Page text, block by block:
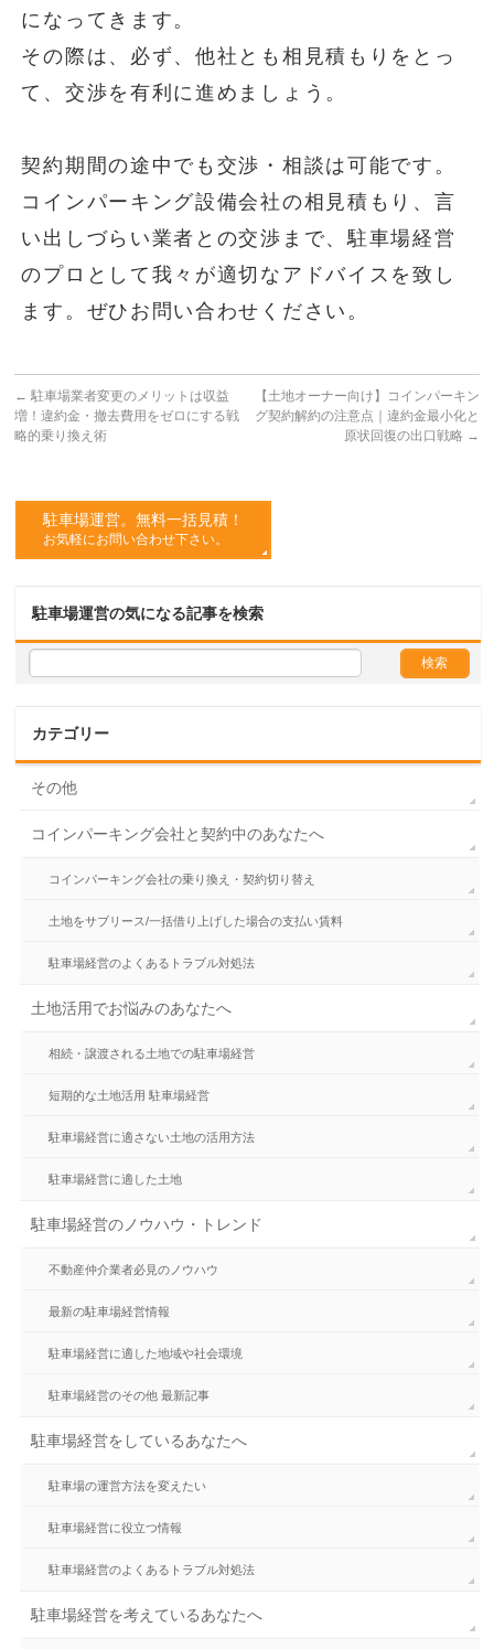
になってきます。
その際は、必ず、他社とも相見積もりをとっ
て、交渉を有利に進めましょう。
契約期間の途中でも交渉・相談は可能です。
コインパーキング設備会社の相見積もり、言
い出しづらい業者との交渉まで、駐車場経営
のプロとして我々が適切なアドバイスを致し
ます。ぜひお問い合わせください。
← 駐車場業者変更のメリットは収益
増！違約金・撤去費用をゼロにする戦
略的乗り換え術
【土地オーナー向け】コインパーキン
グ契約解約の注意点｜違約金最小化と
原状回復の出口戦略 →
駐車場運営。無料一括見積！
お気軽にお問い合わせ下さい。
駐車場運営の気になる記事を検索
カテゴリー
その他
コインパーキング会社と契約中のあなたへ
コインパーキング会社の乗り換え・契約切り替え
土地をサブリース/一括借り上げした場合の支払い賃料
駐車場経営のよくあるトラブル対処法
土地活用でお悩みのあなたへ
相続・譲渡される土地での駐車場経営
短期的な土地活用 駐車場経営
駐車場経営に適さない土地の活用方法
駐車場経営に適した土地
駐車場経営のノウハウ・トレンド
不動産仲介業者必見のノウハウ
最新の駐車場経営情報
駐車場経営に適した地域や社会環境
駐車場経営のその他 最新記事
駐車場経営をしているあなたへ
駐車場の運営方法を変えたい
駐車場経営に役立つ情報
駐車場経営のよくあるトラブル対処法
駐車場経営を考えているあなたへ